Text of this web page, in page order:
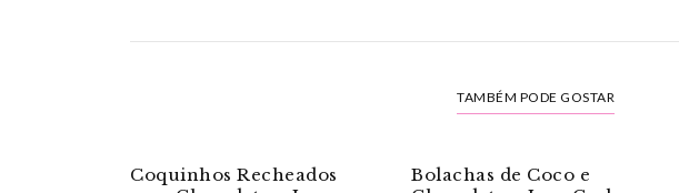
TAMBÉM PODE GOSTAR
Coquinhos Recheados
Bolachas de Coco e